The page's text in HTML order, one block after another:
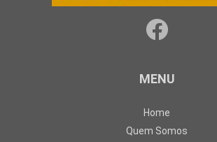
MENU
Home
Quem Somos